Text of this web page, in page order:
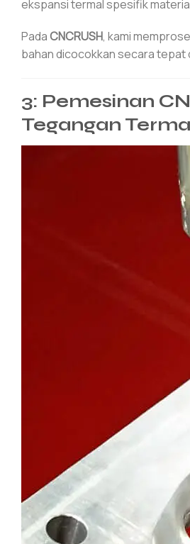
ekspansi termal spesifik
PadaCNCRUSH, kami
bahan dicocokkan secara tepat
3: Pemesinan
Tegangan